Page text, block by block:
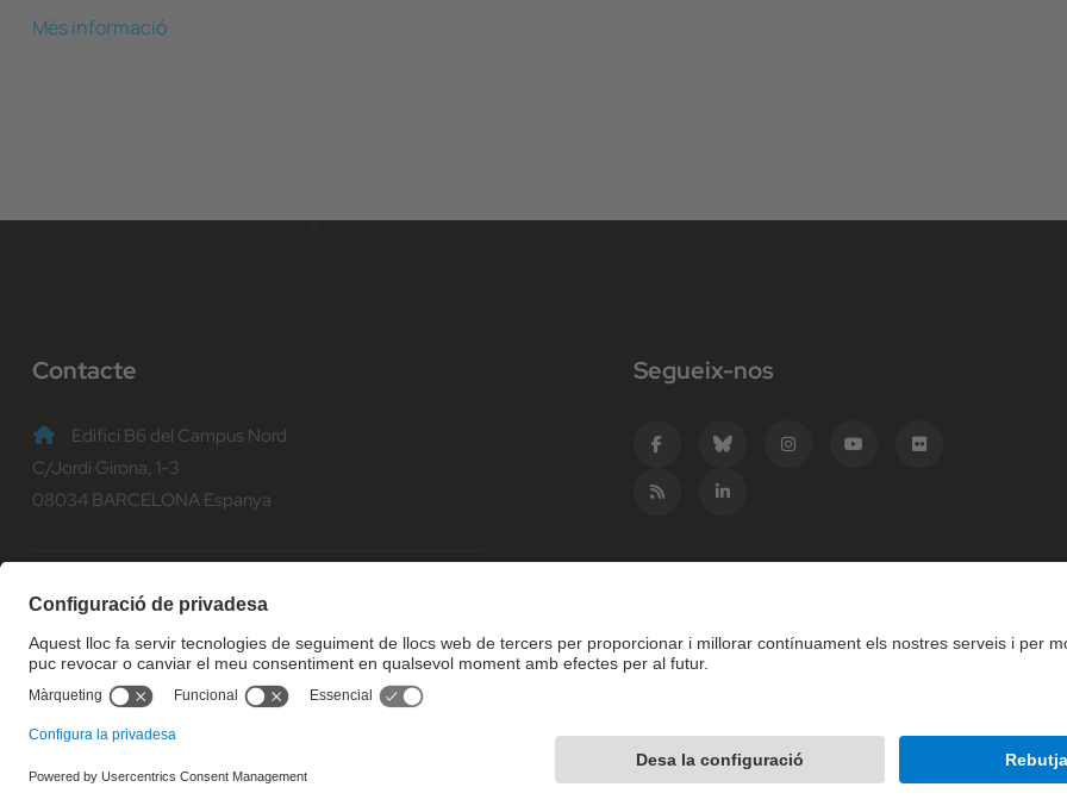
Més informació
Contacte
Edifici B6 del Campus Nord
C/Jordi Girona, 1-3
08034 BARCELONA Espanya
informacio@fib.upc.edu
Segueix-nos
© Facultat d'Informàtica de Barcelona - Universitat Politècnica de Catalunya - BarcelonaTech